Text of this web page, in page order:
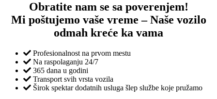
Obratite nam se sa poverenjem!
Mi poštujemo vaše vreme – Naše vozilo
odmah kreće ka vama
Profesionalnost na prvom mestu
Na raspolaganju 24/7
365 dana u godini
Transport svih vrsta vozila
Širok spektar dodatnih usluga šlep službe koje pružamo